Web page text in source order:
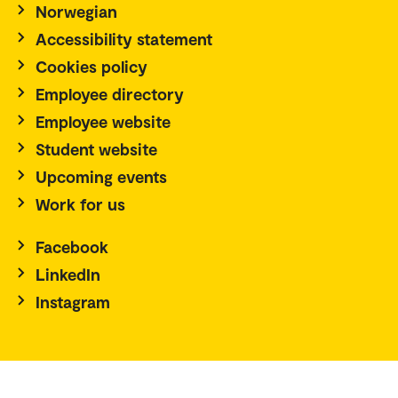
Norwegian
Accessibility statement
Cookies policy
Employee directory
Employee website
Student website
Upcoming events
Work for us
Facebook
LinkedIn
Instagram